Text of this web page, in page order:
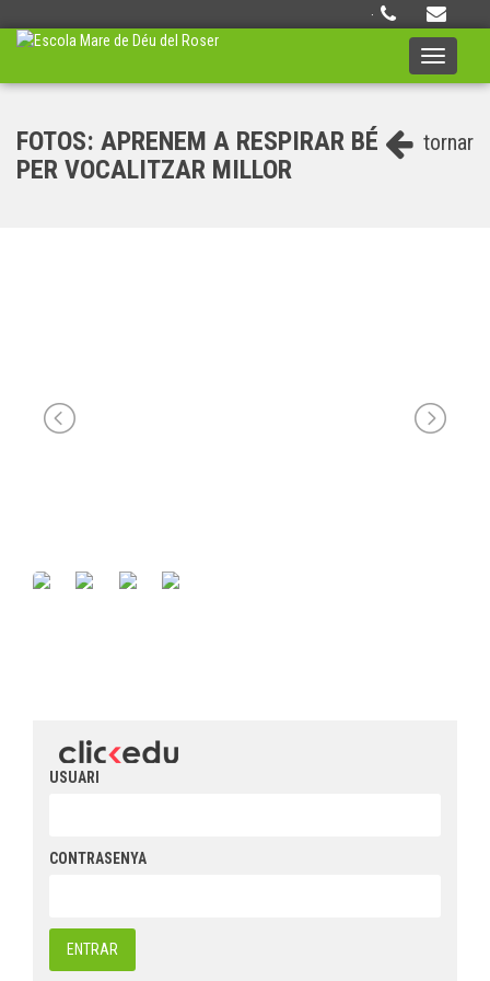
·
Toggle
tornar
FOTOS: APRENEM A RESPIRAR BÉ
PER VOCALITZAR MILLOR
USUARI
CONTRASENYA